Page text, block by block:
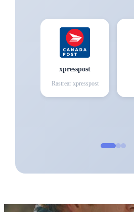
xpresspost
Rastrear xpresspost